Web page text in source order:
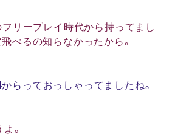
リープレイ時代から持ってまし
べるの知らなかったから。
らっておっしゃってましたね。
。